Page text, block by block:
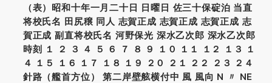
（表）昭和十年一月二十日 日曜日 佐三十保碇泊 当直
将校氏名 田尻穣 同人 志賀正成 志賀正成 志賀正成 志
賀正成 副直将校氏名 河野保光 深水乙次郎 深水乙次郎
時刻 １ ２ ３ ４ ５ ６ ７ ８ ９ １０ １１ １２ １３ １
４ １５ １６ １７ １８ １９ ２０ ２１ ２２ ２３ ２４
針路（艦首方位） 第二岸壁舷横付中 風 風向 N 〃 NE